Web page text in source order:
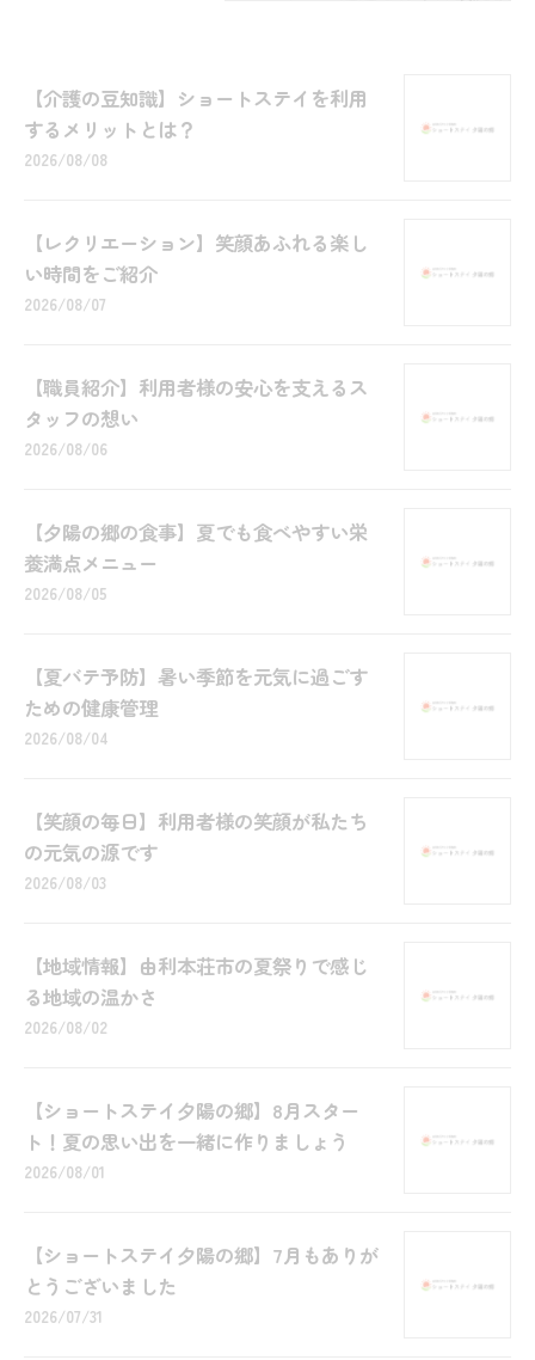
【介護の豆知識】ショートステイを利用
するメリットとは？
2026/08/08
【レクリエーション】笑顔あふれる楽し
い時間をご紹介
2026/08/07
【職員紹介】利用者様の安心を支えるス
タッフの想い
2026/08/06
【夕陽の郷の食事】夏でも食べやすい栄
養満点メニュー
2026/08/05
【夏バテ予防】暑い季節を元気に過ごす
ための健康管理
2026/08/04
【笑顔の毎日】利用者様の笑顔が私たち
の元気の源です
2026/08/03
【地域情報】由利本荘市の夏祭りで感じ
る地域の温かさ
2026/08/02
【ショートステイ夕陽の郷】8月スター
ト！夏の思い出を一緒に作りましょう
2026/08/01
【ショートステイ夕陽の郷】7月もありが
とうございました
2026/07/31